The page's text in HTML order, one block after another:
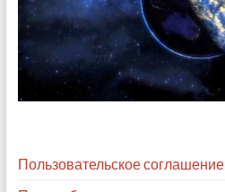
Пользовательское соглашение